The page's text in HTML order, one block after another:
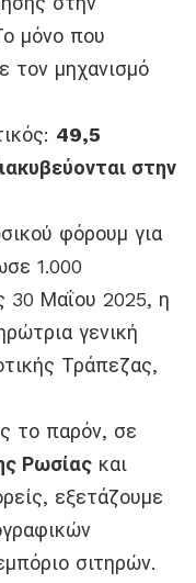
μόνο που
τον μηχανισμό
49,5
στην
φόρουμ για
1.000
30 Μαΐου 2025, η
γενική
Τράπεζας,
το παρόν, σε
Ρωσίας και
εξετάζουμε
σιτηρών.